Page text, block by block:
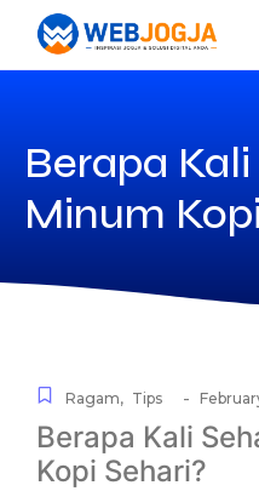
Berapa
Minum
Ragam, Tips -
Berapa Kali
Kopi Sehari?